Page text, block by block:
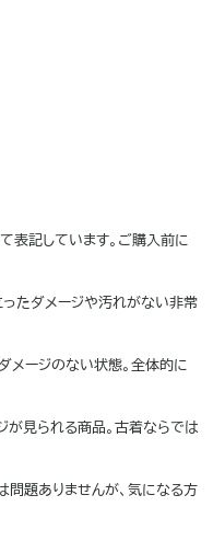
表記しています。ご購入前に
ったダメージや汚れがない非常
メージのない状態。全体的に
が見られる商品。古着ならでは
問題ありませんが、気になる方